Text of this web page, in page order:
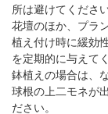
所は避けてください
花壇のほか、プラ
植え付け時に緩効
を定期的に与えて
鉢植えの場合は、
球根の上二モネが
ださい。